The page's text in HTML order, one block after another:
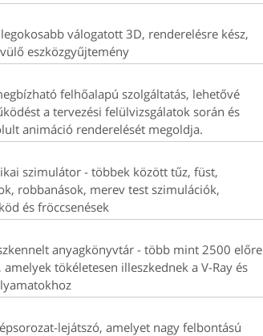
válogatott 3D, renderelésre kész,
eszközgyűjtemény
felhőalapú szolgáltatás, lehetővé
a tervezési felülvizsgálatok során és
animáció renderelését megoldja.
szimulátor - többek között tűz, füst,
robbanások, merev test szimulációk,
és fröccsenések
anyagkönyvtár - több mint 2500 előre
tökéletesen illeszkednek a V-Ray és
lejátszó, amelyet nagy felbontású